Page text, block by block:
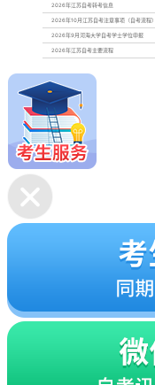
2026年江苏自考转考信息
2026年10月江苏自考注意事项（自考流程）
2026年9月河海大学自考学士学位申报
2026年江苏自考主要流程